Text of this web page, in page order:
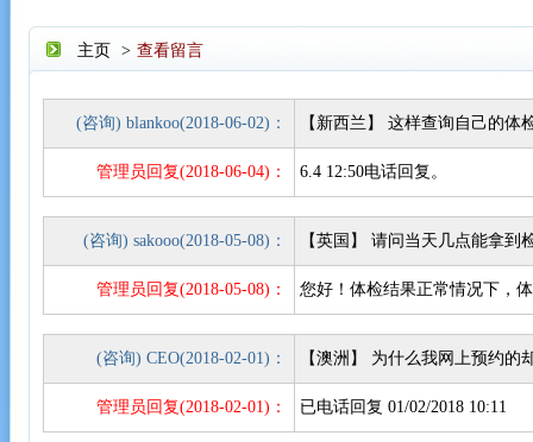
主页 > 查看留言
(咨询) blankoo(2018-06-02)： 【新西兰】 这样查询自己的体
管理员回复(2018-06-04)： 6.4 12:50电话回复。
(咨询) sakooo(2018-05-08)： 【英国】 请问当天几点能拿到
管理员回复(2018-05-08)： 您好！体检结果正常情况下，
(咨询) CEO(2018-02-01)： 【澳洲】 为什么我网上预约
管理员回复(2018-02-01)： 已电话回复 01/02/2018 10:11